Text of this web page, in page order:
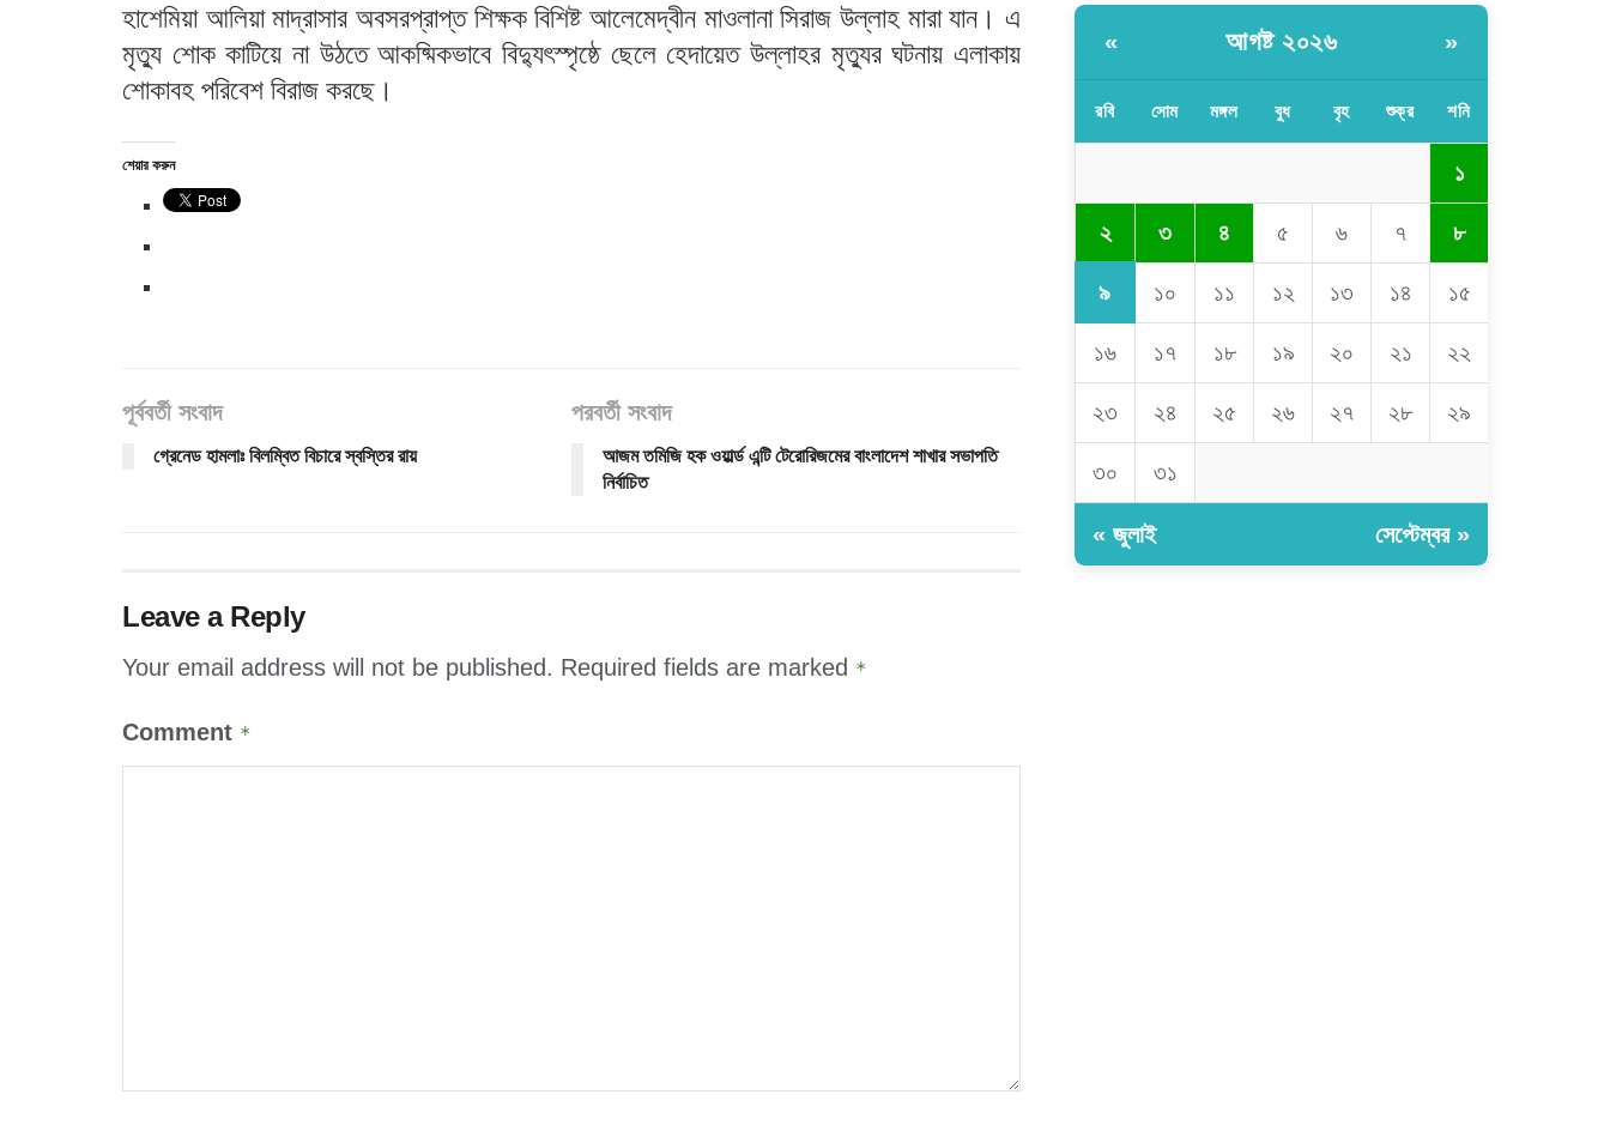
হাশেমিয়া আলিয়া মাদ্রাসার অবসরপ্রাপ্ত শিক্ষক বিশিষ্ট আলেমেদ্বীন মাওলানা সিরাজ উল্লাহ মারা যান। এ
মৃত্যু শোক কাটিয়ে না উঠতে আকষ্মিকভাবে বিদ্যুৎস্পৃষ্ঠে ছেলে হেদায়েত উল্লাহর মৃত্যুর ঘটনায় এলাকায়
শোকাবহ পরিবেশ বিরাজ করছে।
শেয়ার করুন
পূর্ববর্তী সংবাদ
গ্রেনেড হামলাঃ বিলম্বিত বিচারে স্বস্তির রায়
পরবর্তী সংবাদ
আজম তমিজি হক ওয়ার্ল্ড এন্টি টেরোরিজমের বাংলাদেশ শাখার সভাপতি
নির্বাচিত
Leave a Reply
Your email address will not be published. Required fields are marked *
Comment *
« আগষ্ট ২০২৬ »
রবি সোম মঙ্গল বুধ বৃহ শুক্র শনি
১
২ ৩ ৪ ৫ ৬ ৭ ৮
৯ ১০ ১১ ১২ ১৩ ১৪ ১৫
১৬ ১৭ ১৮ ১৯ ২০ ২১ ২২
২৩ ২৪ ২৫ ২৬ ২৭ ২৮ ২৯
৩০ ৩১
« জুলাই সেপ্টেম্বর »